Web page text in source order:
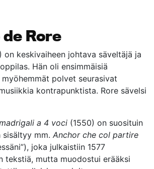
Rore
on keskivaiheen johtava säveltäjä ja
Hän oli ensimmäisiä
polvet seurasivat
kontrapunktista. Rore sävelsi
a 4 voci (1550) on suosituin
sisältyy mm. Anchor che col partire
joka julkaistiin 1577
tekstiä, mutta muodostui erääksi